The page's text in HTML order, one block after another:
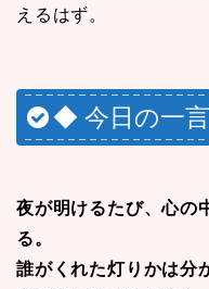
えるはず。
◆ 今日の一言
夜が明けるたび、心の
る。
誰がくれた灯りかは分